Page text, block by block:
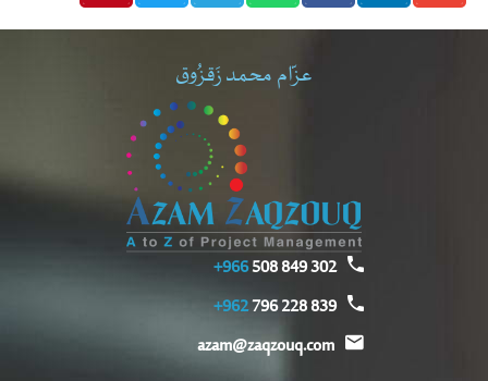
عزّام محمد زَقزُوق
302 849 508
966+
839 228 796
962+
azam@zaqzouq.com